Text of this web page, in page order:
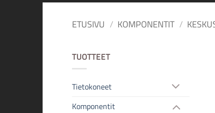
ETUSIVU / KOMPONENTIT /
TUOTTEET
Tietokoneet
Komponentit